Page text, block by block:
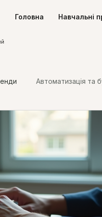
Головна Навчальні
Автоматизація та
Оподаткування фізичних осіб